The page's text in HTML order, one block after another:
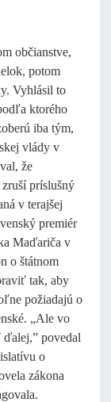
občianstve,
potom
Vyhlásil to
ktorého
iba tým,
vlády v
že
príslušný
v terajšej
premiér
Maďariča v
o štátnom
tak, aby
požiadajú o
„Ale vo
povedal
o
zákona